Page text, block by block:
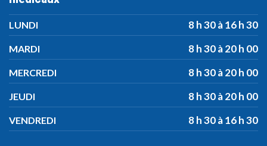
LUNDI 8 h 30 à 16 h 30
MARDI 8 h 30 à 20 h 00
MERCREDI 8 h 30 à 20 h 00
JEUDI 8 h 30 à 20 h 00
VENDREDI 8 h 30 à 16 h 30